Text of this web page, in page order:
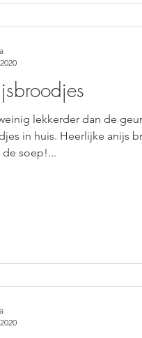
lekkerder dan de
in huis. Heerlijke anijs
soep!...